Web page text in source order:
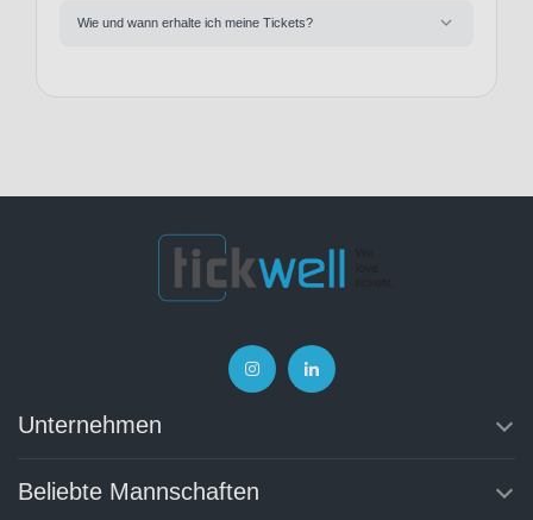
Wie und wann erhalte ich meine Tickets?
Unternehmen
Beliebte Mannschaften